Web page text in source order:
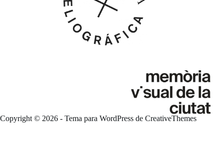
Copyright © 2026 - Tema para WordPress de CreativeThemes